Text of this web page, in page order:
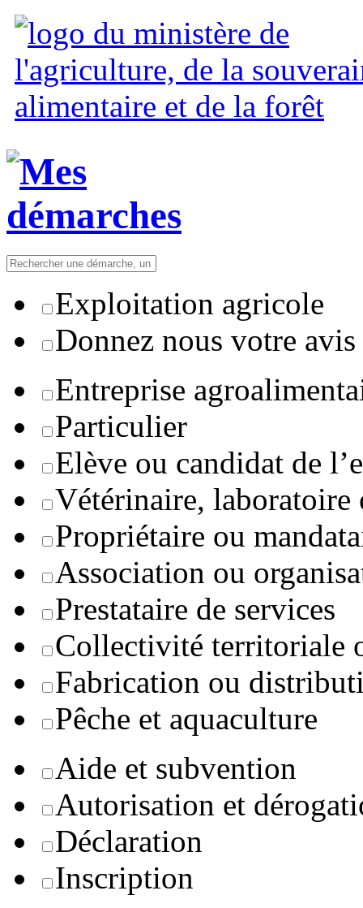
Exploitation agricole
Donnez nous votre avis
Entreprise
Particulier
Elève ou candidat de
Vétérinaire, laboratoire
Propriétaire ou
Association ou
Prestataire de services
Collectivité territoriale
Fabrication ou
Pêche et aquaculture
Aide et subvention
Autorisation et
Déclaration
Inscription